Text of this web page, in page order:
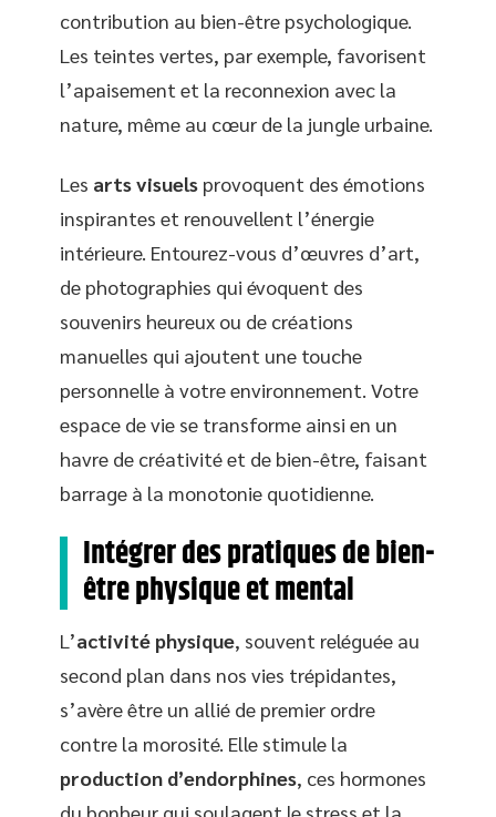
contribution au bien-être psychologique.
Les teintes vertes, par exemple, favorisent
l’apaisement et la reconnexion avec la
nature, même au cœur de la jungle urbaine.
Les arts visuels provoquent des émotions
inspirantes et renouvellent l’énergie
intérieure. Entourez-vous d’œuvres d’art,
de photographies qui évoquent des
souvenirs heureux ou de créations
manuelles qui ajoutent une touche
personnelle à votre environnement. Votre
espace de vie se transforme ainsi en un
havre de créativité et de bien-être, faisant
barrage à la monotonie quotidienne.
Intégrer des pratiques de bien-
être physique et mental
L’activité physique, souvent reléguée au
second plan dans nos vies trépidantes,
s’avère être un allié de premier ordre
contre la morosité. Elle stimule la
production d’endorphines, ces hormones
du bonheur qui soulagent le stress et la